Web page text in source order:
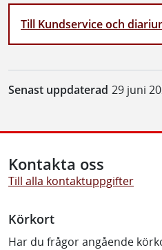
Till Kundservice och
Senast uppdaterad 29 juni
Kontakta oss
Till alla kontaktuppgifter
Körkort
Har du frågor angående